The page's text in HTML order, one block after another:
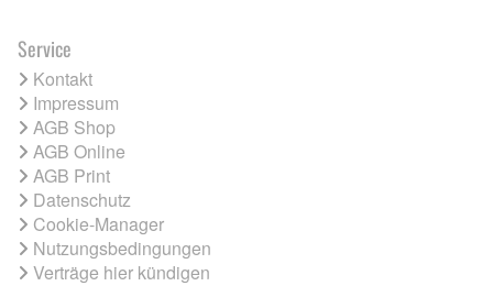
Service
Kontakt
Impressum
AGB Shop
AGB Online
AGB Print
Datenschutz
Cookie-Manager
Nutzungsbedingungen
Verträge hier kündigen